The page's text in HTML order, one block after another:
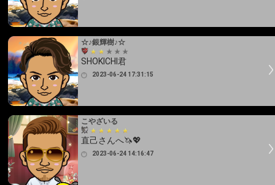
☆♪銀輝樹♪☆
SHOKICHI君
2023-06-24 17:31:15
こやざいる
直己さんへ🦄💖
2023-06-24 14:16:47